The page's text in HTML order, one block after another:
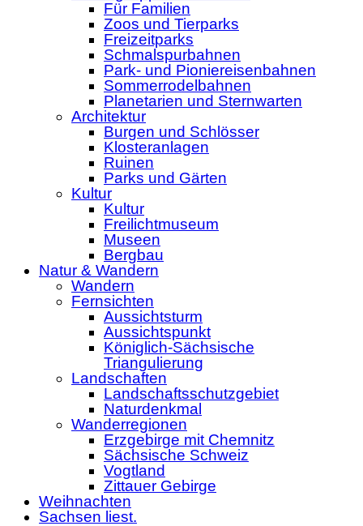
Für Familien
Zoos und Tierparks
Freizeitparks
Schmalspurbahnen
Park- und Pioniereisenbahnen
Sommerrodelbahnen
Planetarien und Sternwarten
Architektur
Burgen und Schlösser
Klosteranlagen
Ruinen
Parks und Gärten
Kultur
Kultur
Freilichtmuseum
Museen
Bergbau
Natur & Wandern
Wandern
Fernsichten
Aussichtsturm
Aussichtspunkt
Königlich-Sächsische
Triangulierung
Landschaften
Landschaftsschutzgebiet
Naturdenkmal
Wanderregionen
Erzgebirge mit Chemnitz
Sächsische Schweiz
Vogtland
Zittauer Gebirge
Weihnachten
Sachsen liest.